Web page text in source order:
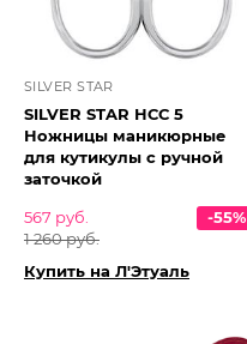
SILVER STAR
SILVER STAR НСС 5
Ножницы маникюрные
для кутикулы с ручной
заточкой
567 руб.
1 260 руб.
-55%
Купить на Л'Этуаль